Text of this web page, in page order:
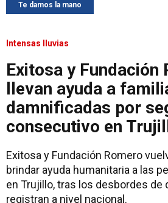
Te damos la mano
Intensas lluvias
Exitosa y Fundación
llevan ayuda a
damnificadas por
consecutivo en
Exitosa y Fundación Romero
brindar ayuda humanitaria a las
en Trujillo, tras los desbordes de
registran a nivel nacional.